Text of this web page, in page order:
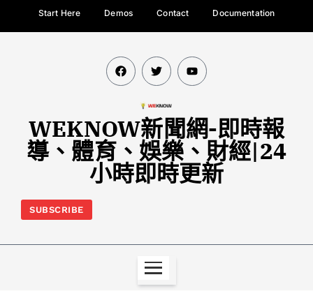
Start Here Demos Contact Documentation
WEKNOW新聞網-即時報
導、體育、娛樂、財經|24
小時即時更新
SUBSCRIBE